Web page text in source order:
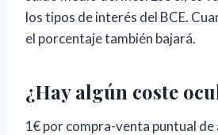
los tipos de interés del BCE.
el porcentaje también bajará.
¿Hay algún coste
1€ por compra-venta puntual de